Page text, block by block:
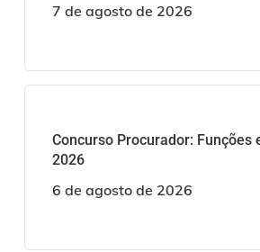
7 de agosto de 2026
Concurso Procurador: Funções
2026
6 de agosto de 2026